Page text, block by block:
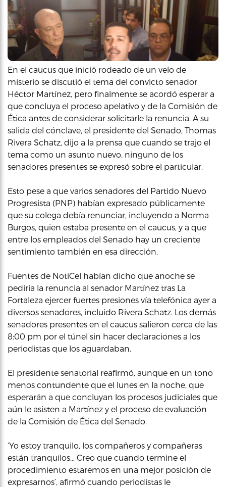
En el caucus que inició rodeado de un velo de
misterio se discutió el tema del convicto senador
Héctor Martínez, pero finalmente se acordó esperar a
que concluya el proceso apelativo y de la Comisión de
Ética antes de considerar solicitarle la renuncia. A su
salida del cónclave, el presidente del Senado, Thomas
Rivera Schatz, dijo a la prensa que cuando se trajo el
tema como un asunto nuevo, ninguno de los
senadores presentes se expresó sobre el particular.
Esto pese a que varios senadores del Partido Nuevo
Progresista (PNP) habían expresado públicamente
que su colega debía renunciar, incluyendo a Norma
Burgos, quien estaba presente en el caucus, y a que
entre los empleados del Senado hay un creciente
sentimiento también en esa dirección.
Fuentes de NotiCel habían dicho que anoche se
pediría la renuncia al senador Martínez tras La
Fortaleza ejercer fuertes presiones vía telefónica ayer a
diversos senadores, incluido Rivera Schatz. Los demás
senadores presentes en el caucus salieron cerca de las
8:00 pm por el túnel sin hacer declaraciones a los
periodistas que los aguardaban.
El presidente senatorial reafirmó, aunque en un tono
menos contundente que el lunes en la noche, que
esperarán a que concluyan los procesos judiciales que
aún le asisten a Martínez y el proceso de evaluación
de la Comisión de Ética del Senado.
‘Yo estoy tranquilo, los compañeros y compañeras
están tranquilos… Creo que cuando termine el
procedimiento estaremos en una mejor posición de
expresarnos’, afirmó cuando periodistas le